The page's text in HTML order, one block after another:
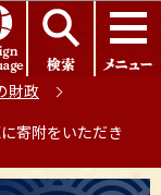
財政
寄附をいただき